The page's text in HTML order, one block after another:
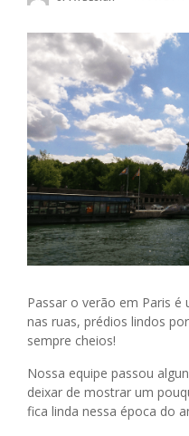
Passar o verão em Paris é
nas ruas, prédios lindos
sempre cheios!
Nossa equipe passou
deixar de mostrar um
fica linda nessa época do